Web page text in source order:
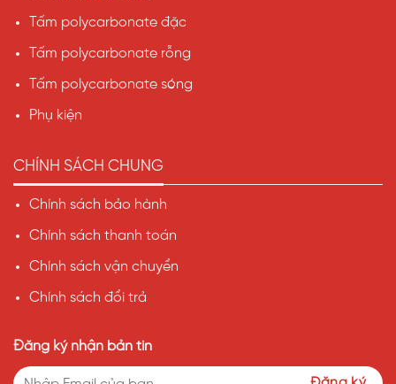
Tấm polycarbonate đặc
Tấm polycarbonate rỗng
Tấm polycarbonate sóng
Phụ kiện
CHÍNH SÁCH CHUNG
Chính sách bảo hành
Chính sách thanh toán
Chính sách vận chuyển
Chính sách đổi trả
Đăng ký nhận bản tin